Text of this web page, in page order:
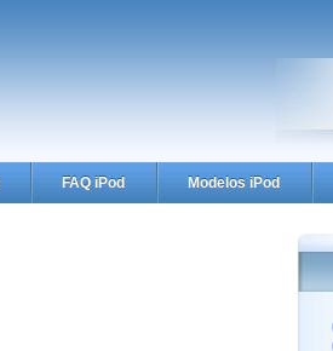
FAQ iPod Modelos iPod